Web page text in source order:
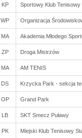
KP Sportowy Klub
WP Organizacja
MA Akademia Młodego
ZP Droga Mistrzów
MA AM TENIS
DS Krzycka Park - sekcja
OP Grand Park
LB SKT Smecz Puławy
PK Miejski Klub Tenisowy